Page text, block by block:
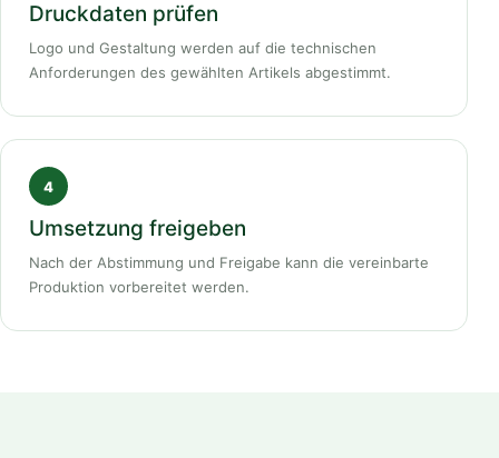
Druckdaten prüfen
Logo und Gestaltung werden auf die technischen
Anforderungen des gewählten Artikels abgestimmt.
Umsetzung freigeben
Nach der Abstimmung und Freigabe kann die vereinbarte
Produktion vorbereitet werden.